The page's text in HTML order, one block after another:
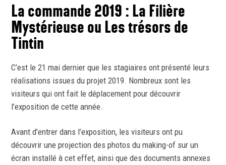
La commande 2019 : La Filière
Mystérieuse ou Les trésors de
Tintin
C’est le 21 mai dernier que les stagiaires ont présenté leurs
réalisations issues du projet 2019. Nombreux sont les
visiteurs qui ont fait le déplacement pour découvrir
l’exposition de cette année.
Avant d’entrer dans l’exposition, les visiteurs ont pu
découvrir une projection des photos du making-of sur un
écran installé à cet effet, ainsi que des documents annexes